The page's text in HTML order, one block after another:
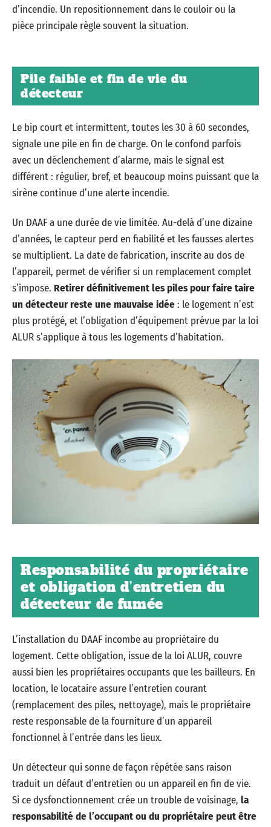
d’incendie. Un repositionnement dans le couloir ou la
pièce principale règle souvent la situation.
Pile faible et fin de vie du
détecteur
Le bip court et intermittent, toutes les 30 à 60 secondes,
signale une pile en fin de charge. On le confond parfois
avec un déclenchement d’alarme, mais le signal est
différent : régulier, bref, et beaucoup moins puissant que la
sirène continue d’une alerte incendie.
Un DAAF a une durée de vie limitée. Au-delà d’une dizaine
d’années, le capteur perd en fiabilité et les fausses alertes
se multiplient. La date de fabrication, inscrite au dos de
l’appareil, permet de vérifier si un remplacement complet
s’impose. Retirer définitivement les piles pour faire taire
un détecteur reste une mauvaise idée: le logement n’est
plus protégé, et l’obligation d’équipement prévue par la loi
ALUR s’applique à tous les logements d’habitation.
Responsabilité du propriétaire
et obligation d’entretien du
détecteur de fumée
L’installation du DAAF incombe au propriétaire du
logement. Cette obligation, issue de la loi ALUR, couvre
aussi bien les propriétaires occupants que les bailleurs. En
location, le locataire assure l’entretien courant
(remplacement des piles, nettoyage), mais le propriétaire
reste responsable de la fourniture d’un appareil
fonctionnel à l’entrée dans les lieux.
Un détecteur qui sonne de façon répétée sans raison
traduit un défaut d’entretien ou un appareil en fin de vie.
Si ce dysfonctionnement crée un trouble de voisinage, la
responsabilité de l’occupant ou du propriétaire peut être